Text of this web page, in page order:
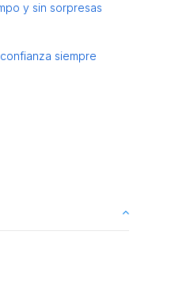
y sin sorpresas
siempre